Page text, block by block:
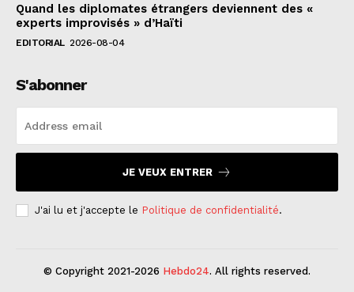
Quand les diplomates étrangers deviennent des «
experts improvisés » d’Haïti
EDITORIAL 2026-08-04
S'abonner
JE VEUX ENTRER
J'ai lu et j'accepte le Politique de confidentialité.
© Copyright 2021-2026 Hebdo24. All rights reserved.